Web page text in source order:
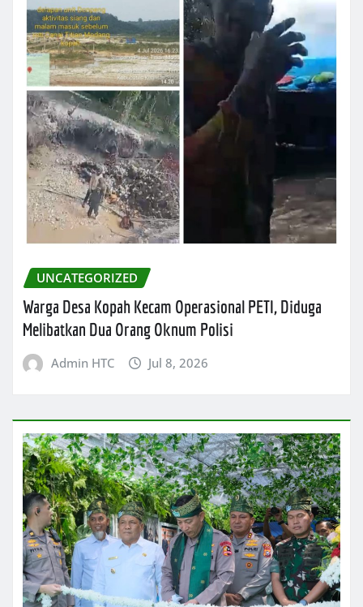
UNCATEGORIZED
Warga Desa Kopah Kecam Operasional PETI, Diduga
Melibatkan Dua Orang Oknum Polisi
Admin HTC Jul 8, 2026